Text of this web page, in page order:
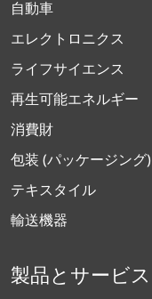
自動車
エレクトロニクス
ライフサイエンス
再生可能エネルギー
消費財
包装 (パッケージング)
テキスタイル
輸送機器
製品とサービス